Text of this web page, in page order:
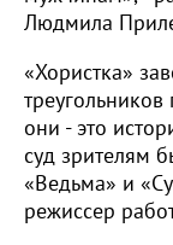
Людмила
«Хористка»
они - это
суд зрителям
«Ведьма» и
режиссер